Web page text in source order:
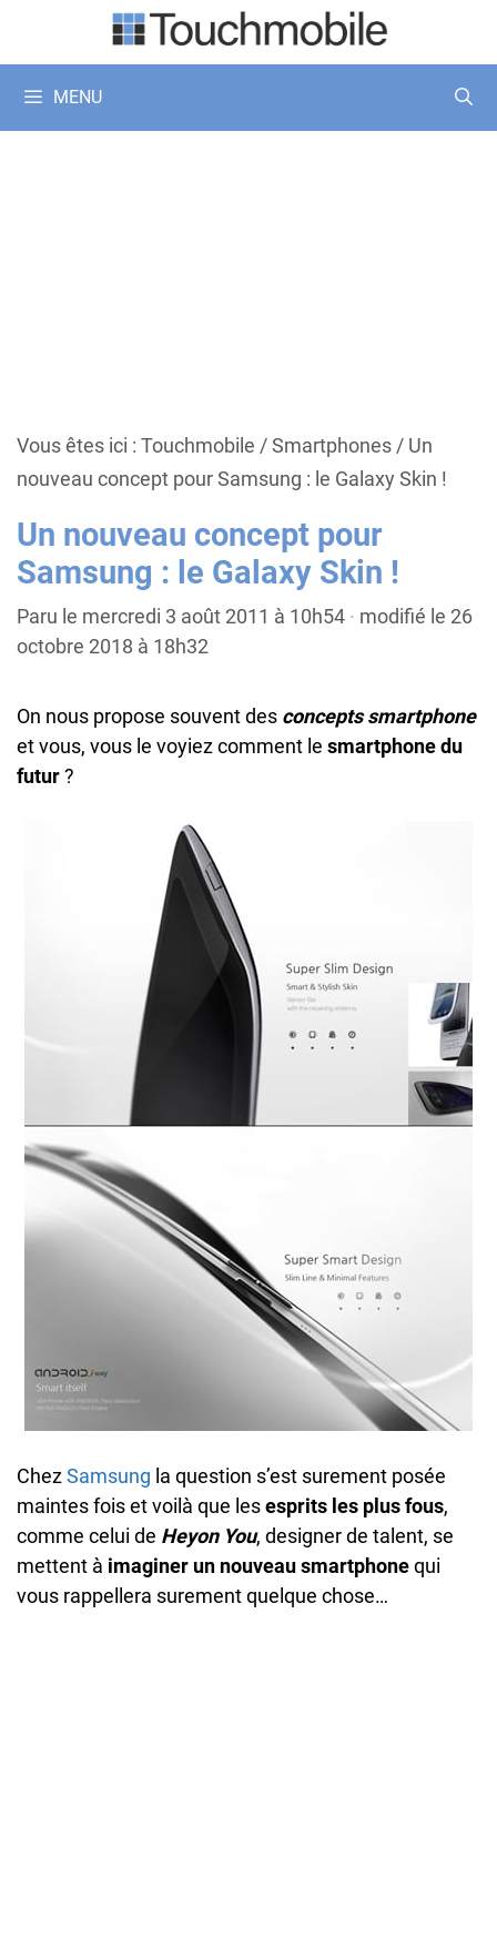
MENU
Vous êtes ici : Touchmobile /Smartphones/ Un
nouveau concept pour Samsung : le Galaxy Skin !
Un nouveau concept pour
Samsung : le Galaxy Skin !
Paru le mercredi 3 août 2011 à 10h54 · modifié le 26
octobre 2018 à 18h32
On nous propose souvent des concepts smartphone
et vous, vous le voyiez comment le smartphone du
futur?
ChezSamsung la question s’est surement posée
maintes fois et voilà que lesesprits les plus fous,
comme celui de Heyon You, designer de talent, se
mettent à imaginer un nouveau smartphonequi
vous rappellera surement quelque chose…